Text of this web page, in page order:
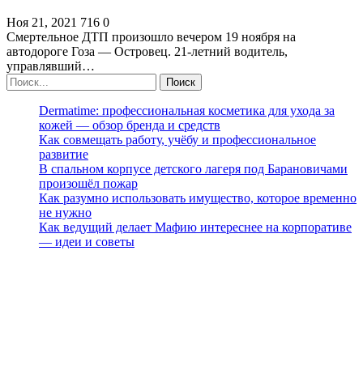
Ноя 21, 2021 716 0
Смертельное ДТП произошло вечером 19 ноября на
автодороге Гоза — Островец. 21-летний водитель,
управлявший…
Dermatime: профессиональная косметика для ухода за
кожей — обзор бренда и средств
Как совмещать работу, учёбу и профессиональное
развитие
В спальном корпусе детского лагеря под Барановичами
произошёл пожар
Как разумно использовать имущество, которое временно
не нужно
Как ведущий делает Мафию интереснее на корпоративе
— идеи и советы